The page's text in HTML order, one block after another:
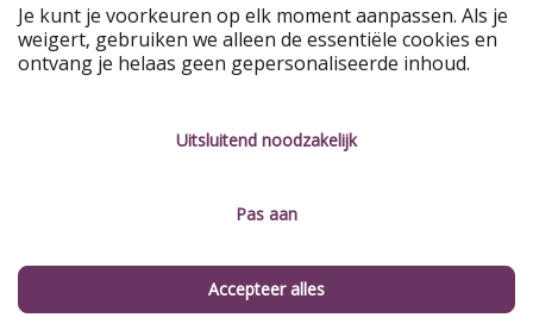
HolidayPirates Group
Leer ons kennen Juridisch
Colofon
Beheer services
Je kunt je voorkeuren op elk moment aanpassen. Als je
weigert, gebruiken we alleen de essentiële cookies en
ontvang je helaas geen gepersonaliseerde inhoud.
Uitsluitend noodzakelijk
Pas aan
Accepteer alles